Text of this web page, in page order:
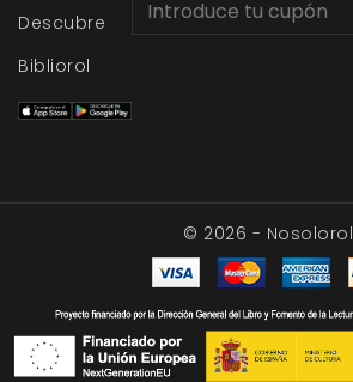
Descubre
Bibliorol
© 2026 - Nosolorol